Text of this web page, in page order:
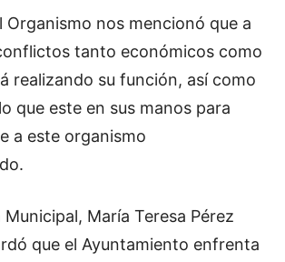
Organismo nos mencionó que a
tanto económicos como
realizando su función, así como
que este en sus manos para
a este organismo
Municipal, María Teresa Pérez
que el Ayuntamiento enfrenta